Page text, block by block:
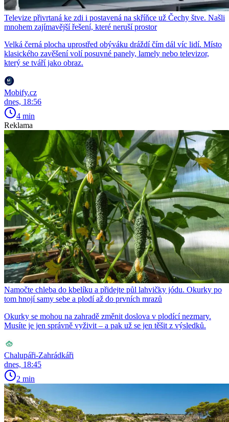
Televize přivrtaná ke zdi i postavená na skříňce už Čechy štve. Našli
mnohem zajímavější řešení, které neruší prostor
Velká černá plocha uprostřed obýváku dráždí čím dál víc lidí. Místo
klasického zavěšení volí posuvné panely, lamely nebo televizor,
který se tváří jako obraz.
Mobify.cz
dnes, 18:56
4 min
Reklama
Namočte chleba do kbelíku a přidejte půl lahvičky jódu. Okurky po
tom hnojí samy sebe a plodí až do prvních mrazů
Okurky se mohou na zahradě změnit doslova v plodící nezmary.
Musíte je jen správně vyživit – a pak už se jen těšit z výsledků.
Chalupáři-Zahrádkáři
dnes, 18:45
2 min